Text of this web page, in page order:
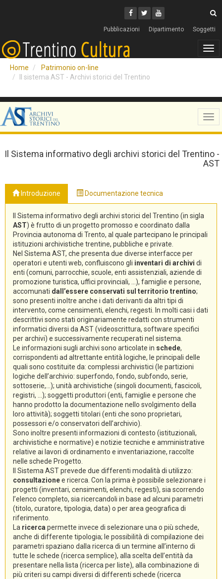
Facebook
Twitter
Youtube
Pubblicazioni Dipartimento Soggetti
Home
Patrimonio on-line
Il sistema AST - Archivi storici del Trentino
Il Sistema informativo degli archivi storici del Trentino -
AST
Introduzione Documentazione tecnica
Il Sistema informativo degli archivi storici del Trentino (in sigla
AST) è frutto di un progetto promosso e coordinato dalla
Provincia autonoma di Trento, al quale partecipano le principali
istituzioni archivistiche trentine, pubbliche e private.
Nel Sistema AST, che presenta due diverse interfacce per
operatori e utenti web, confluiscono gli inventari di archivi di
enti (comuni, parrocchie, scuole, enti assistenziali, aziende di
promozione turistica, uffici provinciali, ...), famiglie e persone,
accomunati dall’essere conservati sul territorio trentino;
sono presenti inoltre anche i dati derivanti da altri tipi di
intervento, come censimenti, elenchi, regesti. In molti casi i dati
descrittivi sono stati originariamente redatti con strumenti
informatici diversi da AST (videoscrittura, software specifici
per archivi) e successivamente recuperati nel sistema.
Le informazioni sugli archivi sono articolate in schede,
corrispondenti ad altrettante entità logiche, le principali delle
quali sono costituite da: complessi archivistici (le partizioni
logiche dell’archivio: superfondo, fondo, subfondo, serie,
sottoserie,...); unità archivistiche (singoli documenti, fascicoli,
registri, ...); soggetti produttori (enti, famiglie e persone che
hanno prodotto la documentazione nello svolgimento della
loro attività); soggetti titolari (enti che sono proprietari,
possessori e/o conservatori dell’archivio).
Sono inoltre presenti informazioni di contesto (istituzionali,
archivistiche e normative) e notizie tecniche e amministrative
relative ai lavori di ordinamento e inventariazione, raccolte
nelle schede Progetto.
Il Sistema AST prevede due differenti modalità di utilizzo:
consultazionee ricerca. Con la prima è possibile selezionare i
progetti (inventari, censimenti, elenchi, regesti), sia scorrendo
l’elenco completo, sia ricercandoli in base ad alcuni parametri
(titolo, curatore, tipologia, data) o per area geografica di
riferimento.
La ricerca permette invece di selezionare una o più schede,
anche di differente tipologia; le possibilità di compilazione dei
parametri spaziano dalla ricerca di un termine all’interno di
tutte le schede (ricerca semplice), alla scelta dell’entità da
presentare nella lista (ricerca per liste), alla combinazione di
più criteri su campi diversi di differenti schede (ricerca